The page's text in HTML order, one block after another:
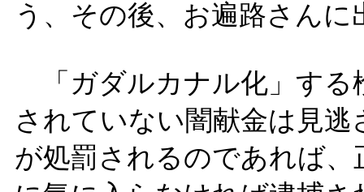
う、その後、お遍路さんに
「ガダルカナル化」する
されていない闇献金は見
が処罰されるのであれば